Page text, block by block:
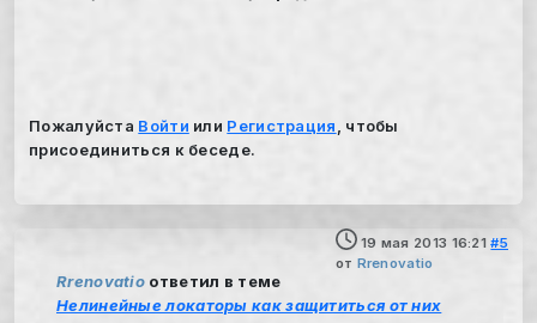
Пожалуйста Войти или Регистрация
, чтобы
присоединиться к беседе.
19 мая 2013 16:21 #5
от Rrenovatio
Rrenovatio ответил в теме
Нелинейные локаторы как защититься от них